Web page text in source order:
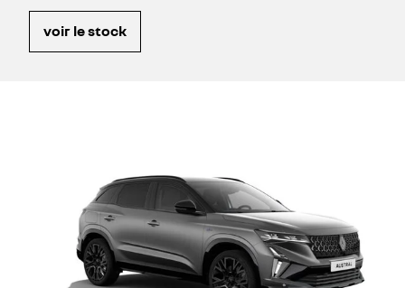
voir le stock